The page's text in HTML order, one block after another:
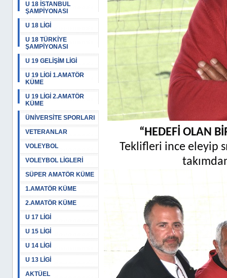
U 18 İSTANBUL
ŞAMPİYONASI
U 18 LİGİ
U 18 TÜRKİYE
ŞAMPİYONASI
U 19 GELİŞİM LİGİ
U 19 LİGİ 1.AMATÖR
KÜME
U 19 LİGİ 2.AMATÖR
KÜME
ÜNİVERSİTE SPORLARI
VETERANLAR
VOLEYBOL
VOLEYBOL LİGLERİ
SÜPER AMATÖR KÜME
1.AMATÖR KÜME
2.AMATÖR KÜME
U 17 LİGİ
U 15 LİGİ
U 14 LİGİ
U 13 LİGİ
AKTÜEL
“HEDEFİ OLAN
Teklifleri ince eleyip